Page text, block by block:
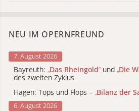
NEU IM OPERNFREUND
7. August 2026
Bayreuth: „Das Rheingold“ und „Die
des zweiten Zyklus
Hagen: Tops und Flops – „Bilanz der
6. August 2026